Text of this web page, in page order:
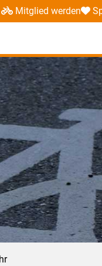
Mitglied werden